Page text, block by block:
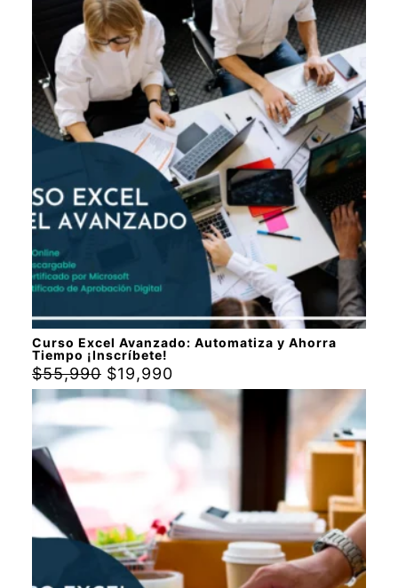
Curso Excel Avanzado: Automatiza y Ahorra
Tiempo ¡Inscríbete!
$55,990 $19,990